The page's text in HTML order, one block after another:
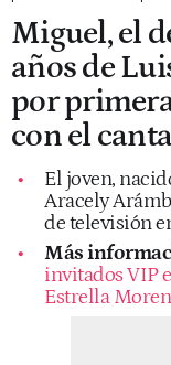
Miguel, el
años de
por
con el
El joven,
Aracely
de televisión
Más
invitados VIP
Estrella